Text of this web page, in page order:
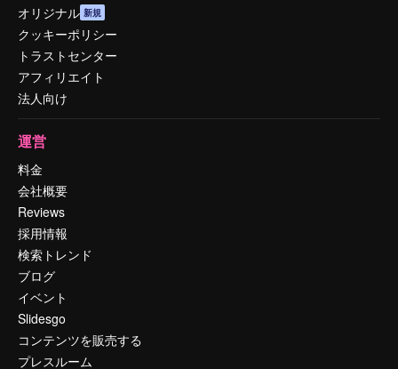
オリジナル 新規
クッキーポリシー
トラストセンター
アフィリエイト
法人向け
運営
料金
会社概要
Reviews
採用情報
検索トレンド
ブログ
イベント
Slidesgo
コンテンツを販売する
プレスルーム